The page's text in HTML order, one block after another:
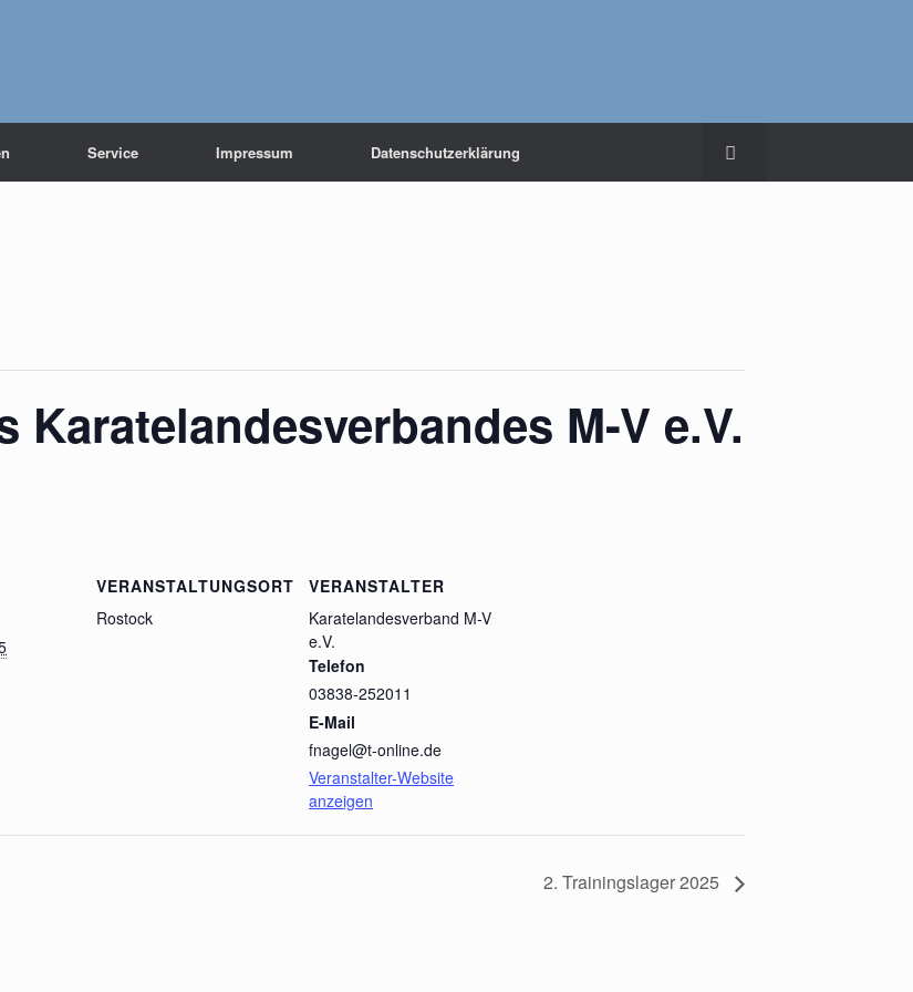
Service Impressum Datenschutzerklärung
Karatelandesverbandes M-V e.V.
VERANSTALTUNGSORT
Rostock
VERANSTALTER
Karatelandesverband M-V
e.V.
Telefon
03838-252011
E-Mail
fnagel@t-online.de
Veranstalter-Website
anzeigen
2. Trainingslager 2025